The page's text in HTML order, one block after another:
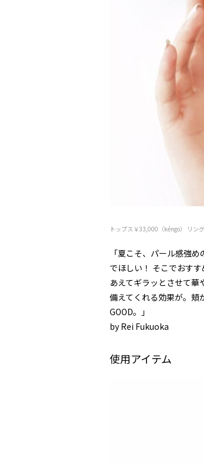
トップス￥33,000（kéngo） リン
「夏こそ、パール感強
でほしい！ そこでおす
あえてギラッとさせて
備えてくれる効果が。頬
GOOD。」
――by Rei Fukuoka
使用アイテム